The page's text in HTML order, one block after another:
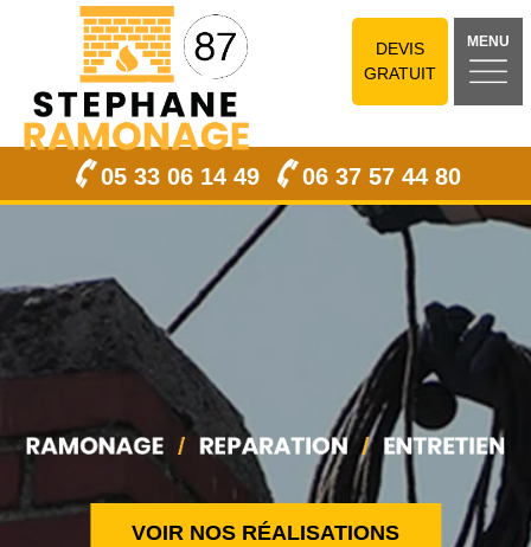
DEVIS
GRATUIT
MENU
05 33 06 14 49 06 37 57 44 80
VOIR NOS RÉALISATIONS